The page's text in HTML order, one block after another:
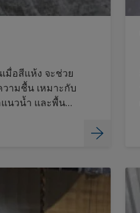
มื่อสีแห้ง จะช่วย
ามชื้น เหมาะกับ
แนวน้ำ และพื้น